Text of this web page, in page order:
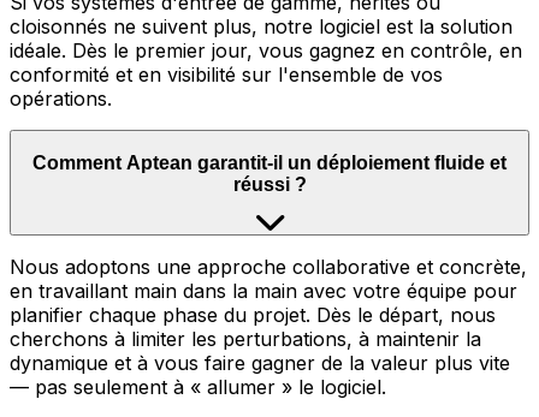
cloisonnés ne suivent plus, notre logiciel est la solution
idéale. Dès le premier jour, vous gagnez en contrôle, en
conformité et en visibilité sur l'ensemble de vos
opérations.
Comment Aptean garantit-il un déploiement fluide et
réussi ?
Nous adoptons une approche collaborative et concrète,
en travaillant main dans la main avec votre équipe pour
planifier chaque phase du projet. Dès le départ, nous
cherchons à limiter les perturbations, à maintenir la
dynamique et à vous faire gagner de la valeur plus vite
— pas seulement à « allumer » le logiciel.